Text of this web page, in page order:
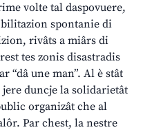
volte tal daspovuere,
spontanie di
rivâts a miârs di
tes zonis disastradis
“dâ une man”. Al è stât
duncje la solidarietât
organizât che al
Par chest, la nestre